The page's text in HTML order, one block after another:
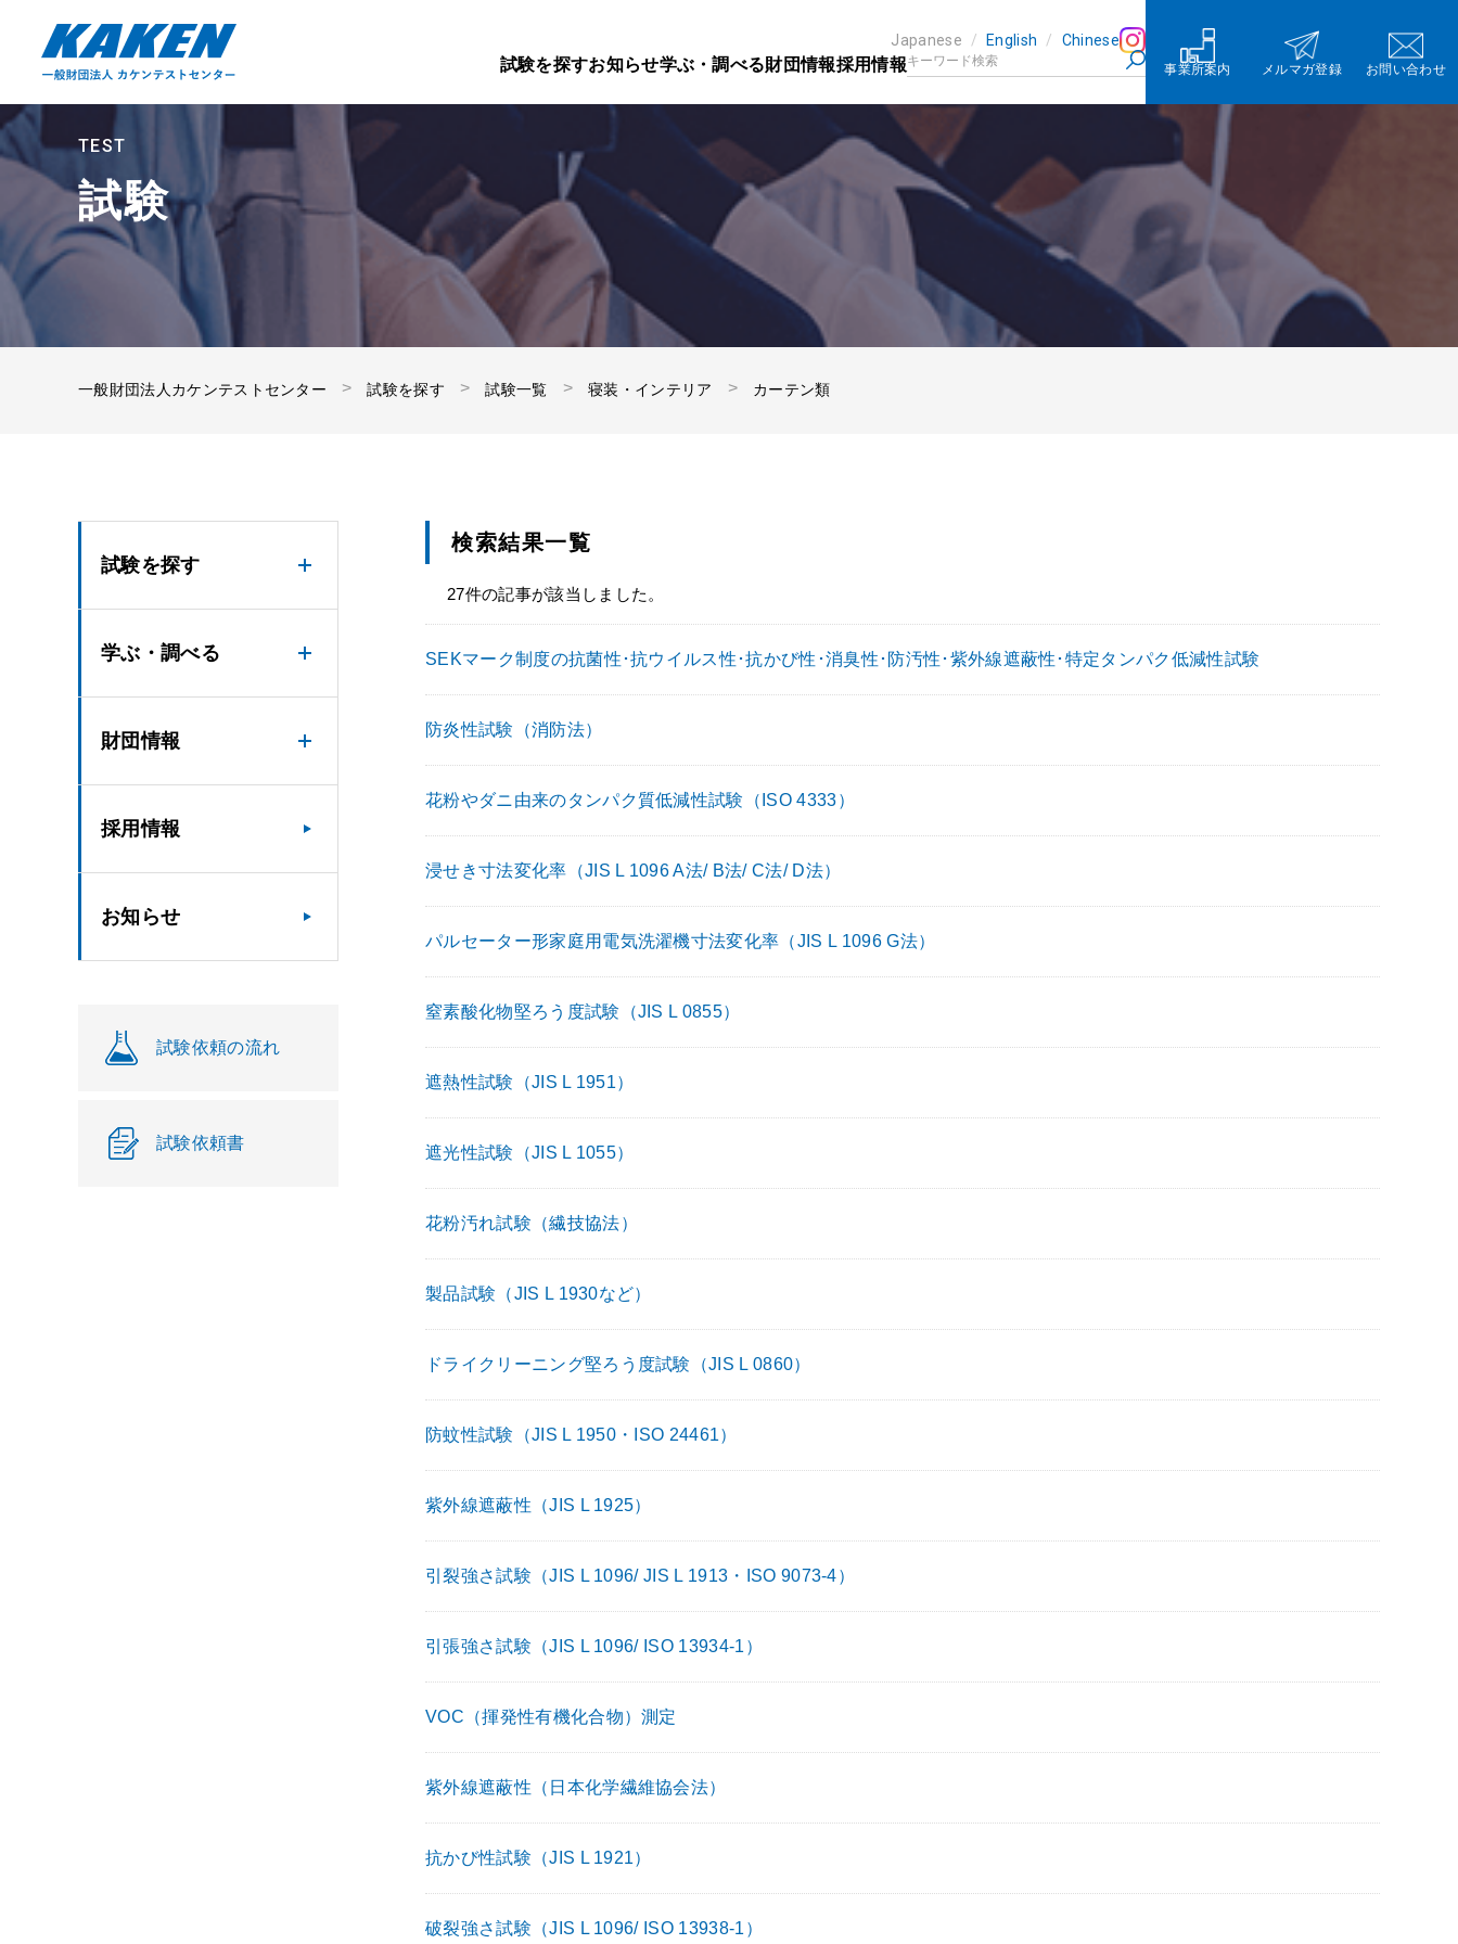
Japanese English Chinese
試験を探すお知らせ学ぶ・調べる財団情報採用情報 事業所案内 メルマガ登録 お問い合わせ
TEST
試験
一般財団法人カケンテストセンター 試験を探す 試験一覧 寝装・インテリア カーテン類
試験を探す
学ぶ・調べる
財団情報
採用情報
お知らせ
試験依頼の流れ
試験依頼書
検索結果一覧
27件の記事が該当しました。
SEKマーク制度の抗菌性･抗ウイルス性･抗かび性･消臭性･防汚性･紫外線遮蔽性･特定タンパク低減性試験
防炎性試験（消防法）
花粉やダニ由来のタンパク質低減性試験（ISO 4333）
浸せき寸法変化率（JIS L 1096 A法/ B法/ C法/ D法）
パルセーター形家庭用電気洗濯機寸法変化率（JIS L 1096 G法）
窒素酸化物堅ろう度試験（JIS L 0855）
遮熱性試験（JIS L 1951）
遮光性試験（JIS L 1055）
花粉汚れ試験（繊技協法）
製品試験（JIS L 1930など）
ドライクリーニング堅ろう度試験（JIS L 0860）
防蚊性試験（JIS L 1950・ISO 24461）
紫外線遮蔽性（JIS L 1925）
引裂強さ試験（JIS L 1096/ JIS L 1913・ISO 9073-4）
引張強さ試験（JIS L 1096/ ISO 13934-1）
VOC（揮発性有機化合物）測定
紫外線遮蔽性（日本化学繊維協会法）
抗かび性試験（JIS L 1921）
破裂強さ試験（JIS L 1096/ ISO 13938-1）